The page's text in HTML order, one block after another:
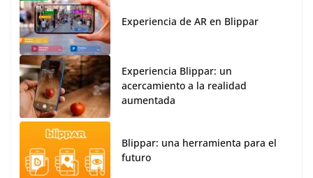
Experiencia de AR en Blippar
Experiencia Blippar: un
acercamiento a la realidad
aumentada
Blippar: una herramienta para el
futuro